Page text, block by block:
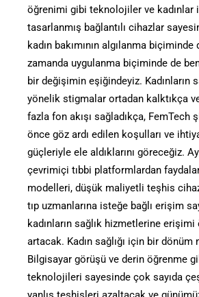
öğrenimi gibi teknolojiler ve kadınlar
tasarlanmış bağlantılı cihazlar
kadın bakımının algılanma biçiminde
zamanda uygulanma biçiminde de
bir değişimin eşiğindeyiz. Kadınların
yönelik stigmalar ortadan kalktıkça
fazla fon akışı sağladıkça, FemTech
önce göz ardı edilen koşulları ve
güçleriyle ele aldıklarını göreceğiz.
çevrimiçi tıbbi platformlardan
modelleri, düşük maliyetli teşhis
tıp uzmanlarına isteğe bağlı erişim
kadınların sağlık hizmetlerine
artacak. Kadın sağlığı için bir dönüm
Bilgisayar görüşü ve derin öğrenme
teknolojileri sayesinde çok sayıda